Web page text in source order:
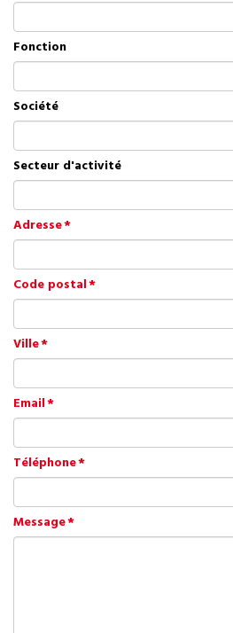
Fonction
Société
Secteur d'activité
Adresse
Code postal
Ville
Email
Téléphone
Message